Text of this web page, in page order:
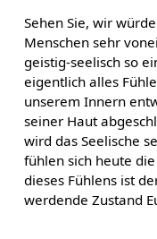
Sehen Sie, wir
Menschen sehr
geistig-seelisch so
eigentlich alles
unserem Innern
seiner Haut
wird das Seelische
fühlen sich heute
dieses Fühlens ist
werdende Zustand